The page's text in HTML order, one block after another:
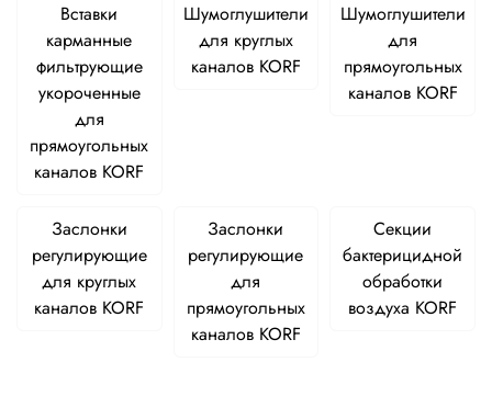
Вставки
карманные
фильтрующие
укороченные
для
прямоугольных
каналов KORF
Шумоглушители
для круглых
каналов KORF
Шумоглушители
для
прямоугольных
каналов KORF
Заслонки
регулирующие
для круглых
каналов KORF
Заслонки
регулирующие
для
прямоугольных
каналов KORF
Секции
бактерицидной
обработки
воздуха KORF